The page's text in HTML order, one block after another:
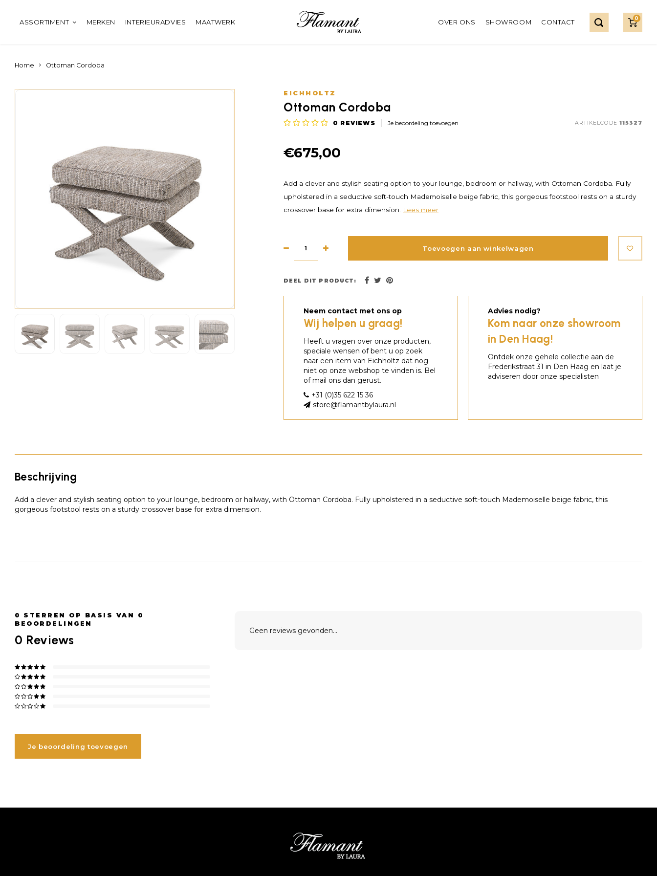
ASSORTIMENT MERKEN INTERIEURADVIES MAATWERK OVER ONS SHOWROOM CONTACT 0
Home Ottoman Cordoba
EICHHOLTZ
Ottoman Cordoba
0 REVIEWS Je beoordeling toevoegen ARTIKELCODE 115327
€675,00
Add a clever and stylish seating option to your lounge, bedroom or hallway, with Ottoman Cordoba. Fully
upholstered in a seductive soft-touch Mademoiselle beige fabric, this gorgeous footstool rests on a sturdy
crossover base for extra dimension.
Lees meer
Toevoegen aan winkelwagen
DEEL DIT PRODUCT:
Neem contact met ons op
Wij helpen u graag!
Heeft u vragen over onze producten,
speciale wensen of bent u op zoek
naar een item van Eichholtz dat nog
niet op onze webshop te vinden is. Bel
of mail ons dan gerust.
+31 (0)35 622 15 36
store@flamantbylaura.nl
Advies nodig?
Kom naar onze showroom
in Den Haag!
Ontdek onze gehele collectie aan de
Frederikstraat 31 in Den Haag en laat je
adviseren door onze specialisten
Beschrijving
Add a clever and stylish seating option to your lounge, bedroom or hallway, with Ottoman Cordoba. Fully upholstered in a seductive soft-touch Mademoiselle beige fabric, this
gorgeous footstool rests on a sturdy crossover base for extra dimension.
0 STERREN OP BASIS VAN 0
BEOORDELINGEN
0 Reviews
Je beoordeling toevoegen
Geen reviews gevonden...